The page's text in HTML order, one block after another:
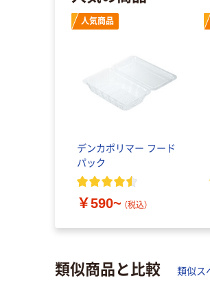
人気商品
デンカポリマー フード
パック
￥590~ （税込）
類似商品と比較 類似ス